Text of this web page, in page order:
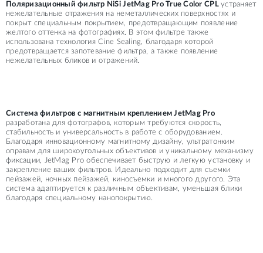
Поляризационный фильтр NiSi JetMag Pro True Color CPLустраняет
нежелательные отражения на неметаллических поверхностях и
покрыт специальным покрытием, предотвращающим появление
желтого оттенка на фотографиях. В этом фильтре также
использована технология Cine Sealing, благодаря которой
предотвращается запотевание фильтра, а также появление
нежелательных бликов и отражений.
Система фильтров с магнитным креплением JetMag Pro
разработана для фотографов, которым требуются скорость,
стабильность и универсальность в работе с оборудованием.
Благодаря инновационному магнитному дизайну, ультратонким
оправам для широкоугольных объективов и уникальному механизму
фиксации, JetMag Pro обеспечивает быструю и легкую установку и
закрепление ваших фильтров. Идеально подходит для съемки
пейзажей, ночных пейзажей, киносъемки и многого другого. Эта
система адаптируется к различным объективам, уменьшая блики
благодаря специальному нанопокрытию.